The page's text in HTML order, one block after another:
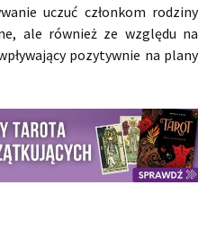
uczuć członkom rodziny
ale również ze względu na
pozytywnie na plany